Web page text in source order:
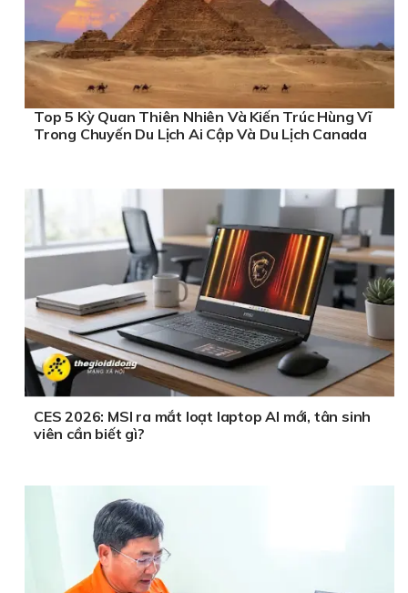
Top 5 Kỳ Quan Thiên Nhiên Và Kiến Trúc Hùng Vĩ
Trong Chuyến Du Lịch Ai Cập Và Du Lịch Canada
CES 2026: MSI ra mắt loạt laptop AI mới, tân sinh
viên cần biết gì?